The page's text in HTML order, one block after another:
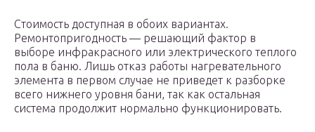
Стоимость доступная в обоих вариантах.
Ремонтопригодность — решающий фактор в
выборе инфракрасного или электрического теплого
пола в баню. Лишь отказ работы нагревательного
элемента в первом случае не приведет к разборке
всего нижнего уровня бани, так как остальная
система продолжит нормально функционировать.